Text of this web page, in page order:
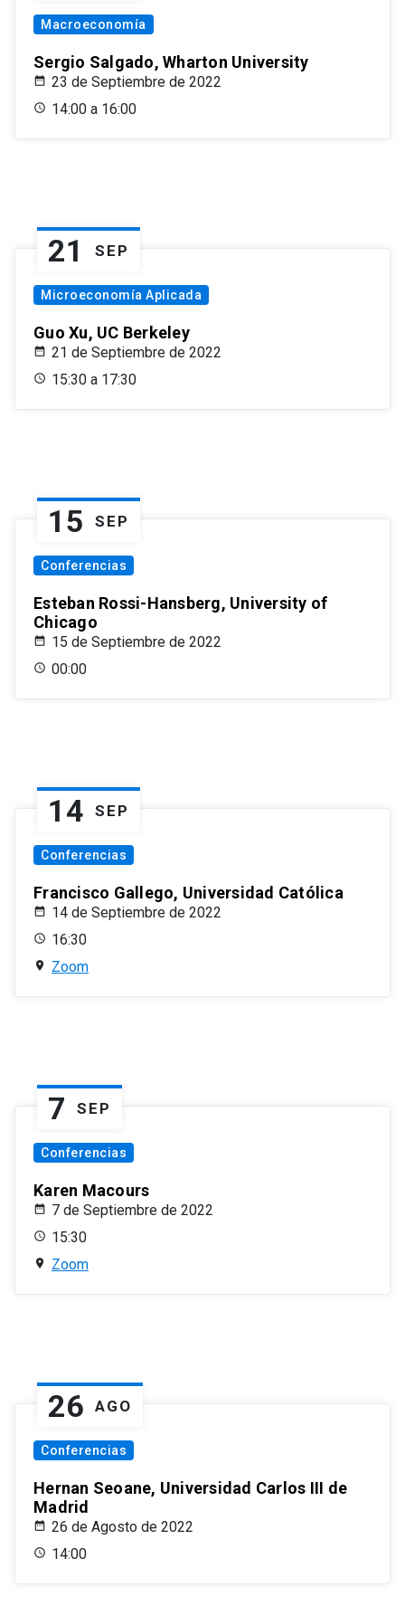
Macroeconomía
Sergio Salgado, Wharton University
23 de Septiembre de 2022
14:00 a 16:00
21 SEP
Microeconomía Aplicada
Guo Xu, UC Berkeley
21 de Septiembre de 2022
15:30 a 17:30
15 SEP
Conferencias
Esteban Rossi-Hansberg, University of
Chicago
15 de Septiembre de 2022
00:00
14 SEP
Conferencias
Francisco Gallego, Universidad Católica
14 de Septiembre de 2022
16:30
Zoom
7 SEP
Conferencias
Karen Macours
7 de Septiembre de 2022
15:30
Zoom
26 AGO
Conferencias
Hernan Seoane, Universidad Carlos III de
Madrid
26 de Agosto de 2022
14:00